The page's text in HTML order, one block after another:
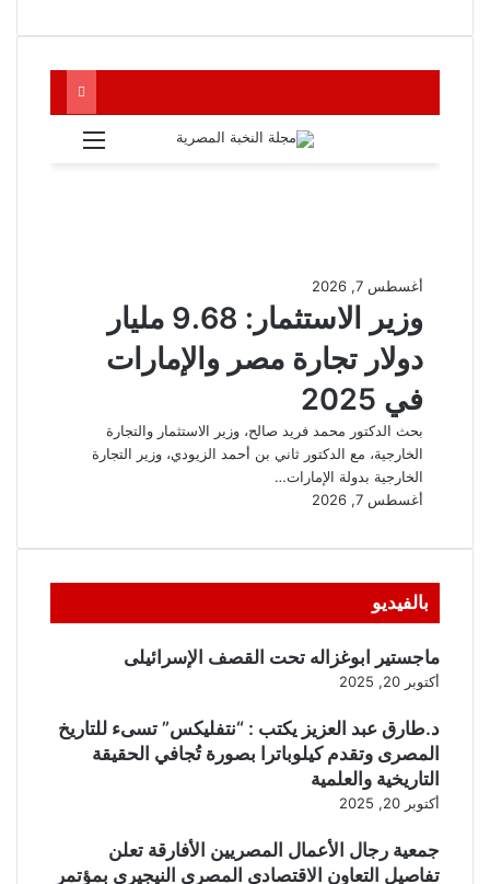
بالفيديو
ماجستير ابوغزاله تحت القصف الإسرائيلى
أكتوبر 20, 2025
د.طارق عبد العزيز يكتب : “نتفليكس” تسىء للتاريخ
المصرى وتقدم كيلوباترا بصورة تُجافي الحقيقة
التاريخية والعلمية
أكتوبر 20, 2025
جمعية رجال الأعمال المصريين الأفارقة تعلن
تفاصيل التعاون الاقتصادي المصري النيجيري بمؤتمر